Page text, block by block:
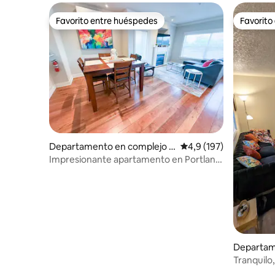
Favorito entre huéspedes
Favorito entre huéspedes
Departamento en complejo r
esidencial en Portland
Calificación
4,9 (197)
Impresionante apartamento en Portland